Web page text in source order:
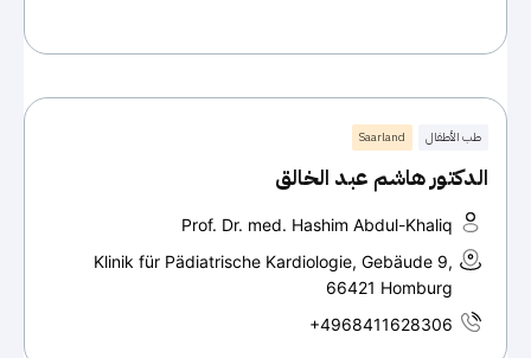
طب الأطفال Saarland
الدكتور هاشم عبد الخالق
Prof. Dr. med. Hashim Abdul-Khaliq
Klinik für Pädiatrische Kardiologie, Gebäude 9,
66421 Homburg
+4968411628306